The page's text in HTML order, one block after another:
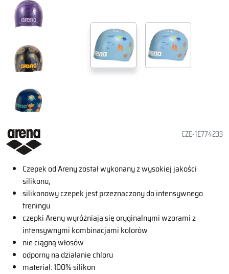
CZE-1E774233
Czepek od Areny został wykonany z wysokiej jakości
silikonu,
silikonowy czepek jest przeznaczony do intensywnego
treningu
czepki Areny wyróżniają się oryginalnymi wzorami z
intensywnymi kombinacjami kolorów
nie ciągną włosów
odporny na działanie chloru
materiał: 100% silikon